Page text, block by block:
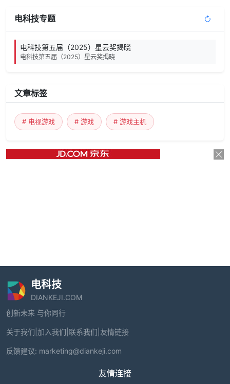
电科技专题
电科技第五届（2025）星云奖揭晓
电科技第五届（2025）星云奖揭晓
文章标签
# 电视游戏 # 游戏 # 游戏主机
电科技
DIANKEJI.COM
创新未来 与你同行
关于我们 加入我们 联系我们 友情链接
反馈建议: marketing@diankeji.com
友情连接